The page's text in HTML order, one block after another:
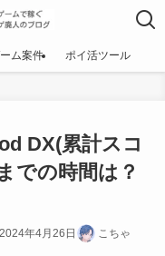
ム案件 ポイ活ツール
DX(累計スコ
での時間は？
2024年4月26日 こちゃ